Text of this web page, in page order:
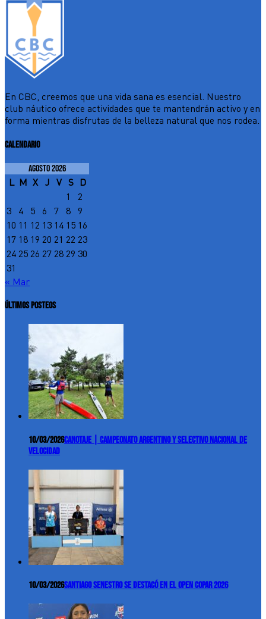
En CBC, creemos que una vida sana es esencial. Nuestro
club náutico ofrece actividades que te mantendrán activo y en
forma mientras disfrutas de la belleza natural que nos rodea.
CALENDARIO
agosto 2026
L M X J V S D
1
2
3
4 5 6 7 8
9
10 11 12 13 14 15 16
17 18 19 20 21 22 23
24 25 26 27 28 29 30
31
« Mar
ÚLTIMOS POSTEOS
10/03/2026Canotaje | Campeonato Argentino y Selectivo Nacional de
Velocidad
10/03/2026Santiago Senestro se destacó en el Open COPAR 2026